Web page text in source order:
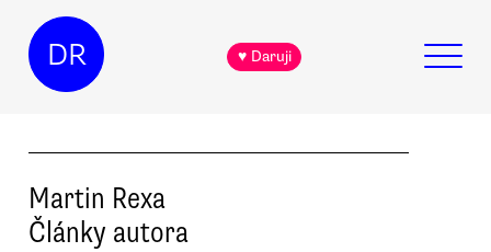
DR ♥ Daruji
Martin Rexa
Články autora